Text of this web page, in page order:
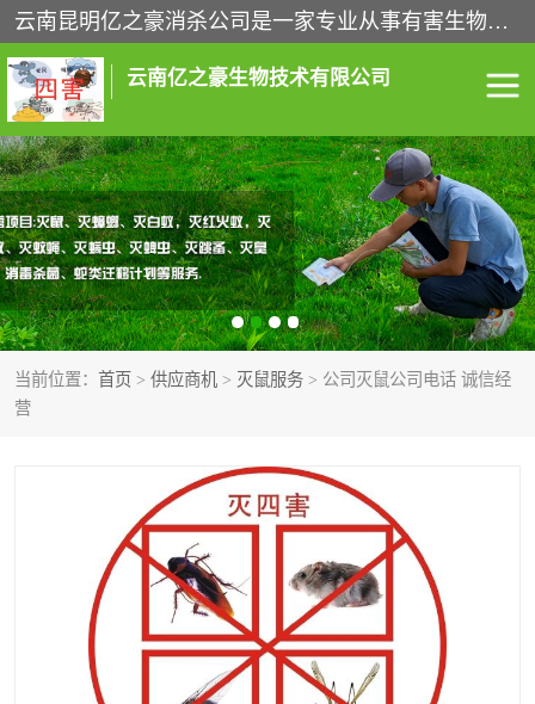
云南昆明亿之豪消杀公司是一家专业从事有害生物防治综合治理的公司，治理服务包括：灭鼠,杀虫,除虫,除蟑螂,白蚁防治,消杀等；安全环保,快速上门,价格透明,完善的售后服务,不影响您的生活工作。
云南亿之豪生物技术有限公司
当前位置： 首页 > 供应商机 > 灭鼠服务 > 公司灭鼠公司电话 诚信经
营
灭鼠服务 杀虫服务
除虫服务 除蟑螂服务
白蚁防治服务 消杀服务
昆明灭老鼠 昆明灭蟑螂
昆明白蚁防治
昆明灭红火蚁公司 昆明驱蛇公司
昆明除虫除蚁